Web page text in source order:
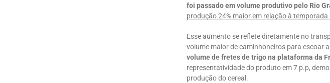
foi passado em volume produtivo pelo Rio
produção 24% maior em relação à temporada
Esse aumento se reflete diretamente no
volume maior de caminhoneiros para escoar
volume de fretes de trigo na plataforma da
representatividade do produto em 7 p.p,
produção do cereal.